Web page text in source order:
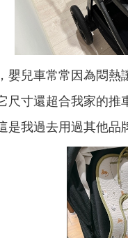
嬰兒車常常因為悶
尺寸還超合我家的
是我過去用過其他品